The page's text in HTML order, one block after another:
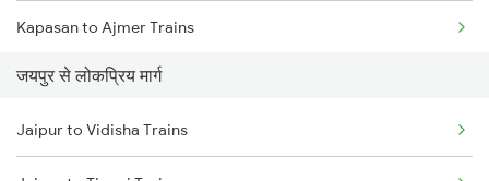
Kapasan to Ajmer Trains
Kapasan to Rewari Trains
Kapasan to Gangapur City Trains
जयपुर से लोकप्रिय मार्ग
Jaipur to Vidisha Trains